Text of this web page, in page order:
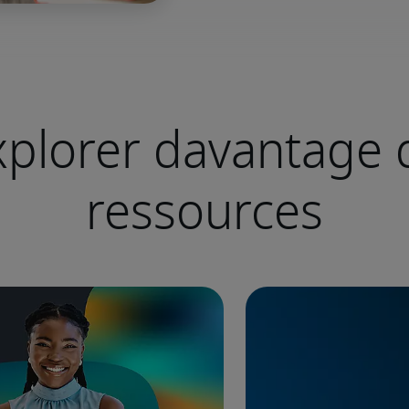
davantage
ressources